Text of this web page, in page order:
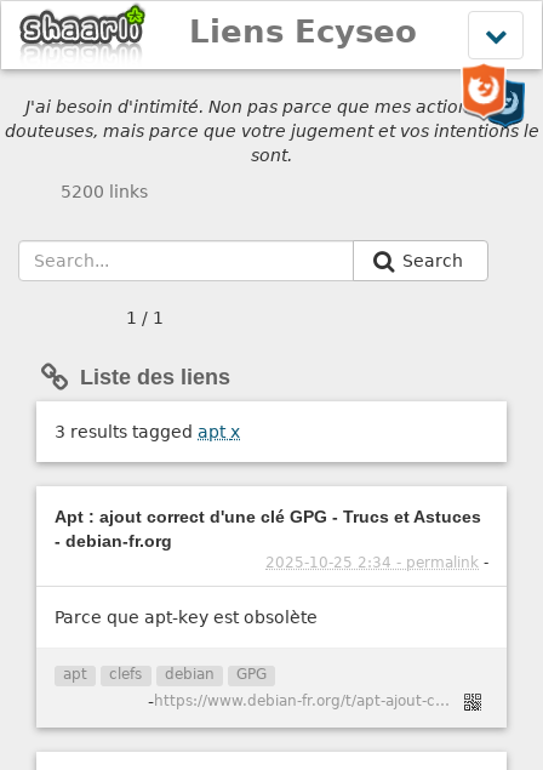
le
menu
Liens Ecyseo
J'ai besoin d'intimité. Non pas parce que mes actions sont
douteuses, mais parce que votre jugement et vos intentions le
sont.
5200 links
Search
1 / 1
Liste des liens
3 results tagged aptx
Apt : ajout correct d'une clé GPG - Trucs et Astuces
- debian-fr.org
2025-10-25 2:34 - permalink -
Parce que apt-key est obsolète
apt clefs debian GPG
- https://www.debian-fr.org/t/apt-ajout-correct-dune-cle-gpg/85278/3